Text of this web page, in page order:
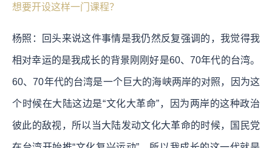
想要开设这样一门课程？
杨照：回头来说这件事情是我仍然反复强调的，我觉得我
相对幸运的是我成长的背景刚刚好是60、70年代的台湾。
60、70年代的台湾是一个巨大的海峡两岸的对照，因为这
个时候在大陆这边是“文化大革命”，因为两岸的这种政治
彼此的敌视，所以当大陆发动文化大革命的时候，国民党